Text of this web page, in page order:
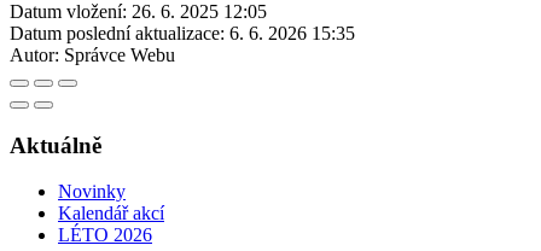
Datum vložení: 26. 6. 2025 12:05
Datum poslední aktualizace: 6. 6. 2026 15:35
Autor: Správce Webu
Aktuálně
Novinky
Kalendář akcí
LÉTO 2026